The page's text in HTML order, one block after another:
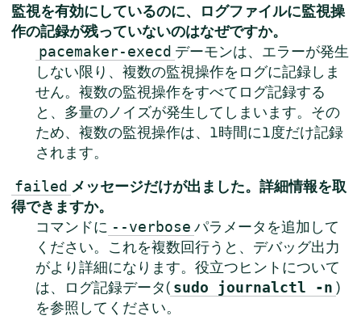
監視を有効にしているのに、ログファイルに監視操
作の記録が残っていないのはなぜですか。
pacemaker-execd デーモンは、エラーが発生
しない限り、複数の監視操作をログに記録しま
せん。複数の監視操作をすべてログ記録する
と、多量のノイズが発生してしまいます。その
ため、複数の監視操作は、1時間に1度だけ記録
されます。
failed メッセージだけが出ました。詳細情報を取
得できますか。
コマンドに --verbose パラメータを追加して
ください。これを複数回行うと、デバッグ出力
がより詳細になります。役立つヒントについて
は、ログ記録データ( sudo journalctl -n )
を参照してください。